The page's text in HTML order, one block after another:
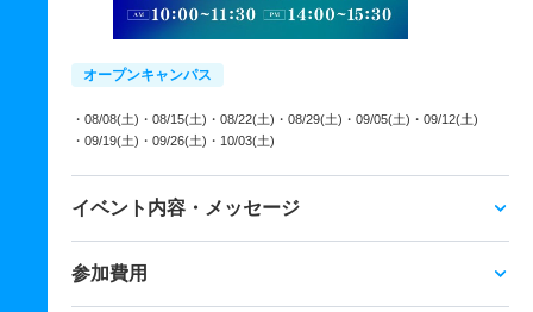
オープンキャンパス
・08/08(土) ・08/15(土) ・08/22(土) ・08/29(土) ・09/05(土) ・09/12(土)
・09/19(土) ・09/26(土) ・10/03(土)
イベント内容・メッセージ
参加費用